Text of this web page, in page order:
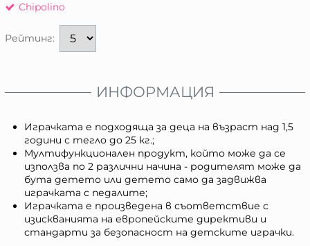
Chipolino
Рейтинг:
ИНФОРМАЦИЯ
Играчката е подходяща за деца на възраст над 1,5
години с тегло до 25 кг.;
Мултифункционален продукт, който може да се
използва по 2 различни начина - родителят може да
бута детето или детето само да задвижва
играчката с педалите;
Играчката е произведена в съответствие с
изискванията на европейските директиви и
стандарти за безопасност на детските играчки.